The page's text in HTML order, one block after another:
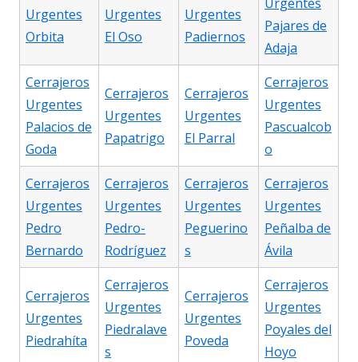
Urgentes
Orbita
Urgentes
El Oso
Urgentes
Padiernos
Pajares de
Adaja
Cerrajeros
Urgentes
Palacios de
Goda
Cerrajeros
Urgentes
Papatrigo
Cerrajeros
Urgentes
El Parral
Cerrajeros
Urgentes
Pascualcob
o
Cerrajeros
Urgentes
Pedro
Bernardo
Cerrajeros
Urgentes
Pedro-
Rodríguez
Cerrajeros
Urgentes
Peguerino
s
Cerrajeros
Urgentes
Peñalba de
Ávila
Cerrajeros
Urgentes
Piedrahíta
Cerrajeros
Urgentes
Piedralave
s
Cerrajeros
Urgentes
Poveda
Cerrajeros
Urgentes
Poyales del
Hoyo